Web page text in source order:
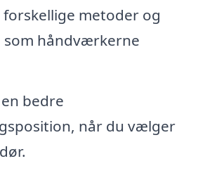
forskellige metoder og
som håndværkerne
bedre
når du vælger